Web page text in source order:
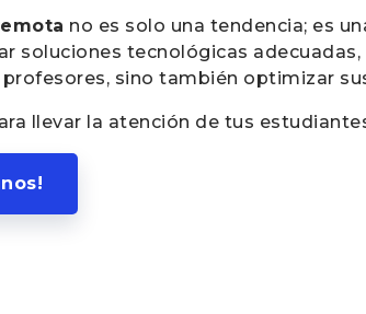
no es solo una tendencia; es
soluciones tecnológicas
sino también optimizar
llevar la atención de tus